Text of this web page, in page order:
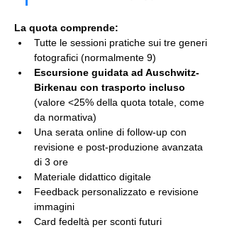
La quota comprende:
Tutte le sessioni pratiche sui tre generi
fotografici (normalmente 9)
Escursione guidata ad Auschwitz-
Birkenau con trasporto incluso
(valore <25% della quota totale, come
da normativa)
Una serata online di follow-up con
revisione e post-produzione avanzata
di 3 ore
Materiale didattico digitale
Feedback personalizzato e revisione
immagini
Card fedeltà per sconti futuri